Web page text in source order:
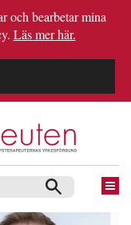
och bearbetar mina
Läs mer här.